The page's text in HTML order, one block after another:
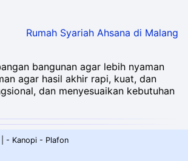
Rumah Syariah Ahsana di Malang
bangunan agar lebih nyaman
agar hasil akhir rapi, kuat, dan
dan menyesuaikan kebutuhan
| - Kanopi - Plafon